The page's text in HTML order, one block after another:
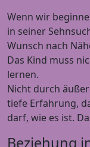
Wenn wir
in seiner
Wunsch nach
Das Kind muss
lernen.
Nicht durch
tiefe Erfahrung,
darf, wie es ist.
Beziehung